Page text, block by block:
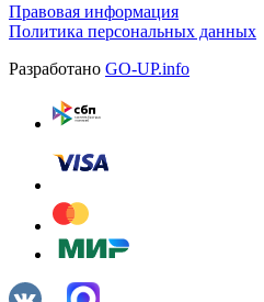
Правовая информация
Политика персональных данных
Разработано GO-UP.info